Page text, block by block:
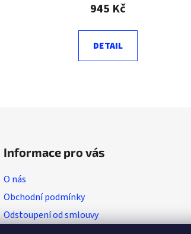
945 Kč
DETAIL
v
Informace pro vás
O nás
Obchodní podmínky
Odstoupení od smlouvy